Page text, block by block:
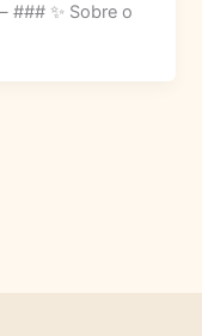
### ✨ Sobre o